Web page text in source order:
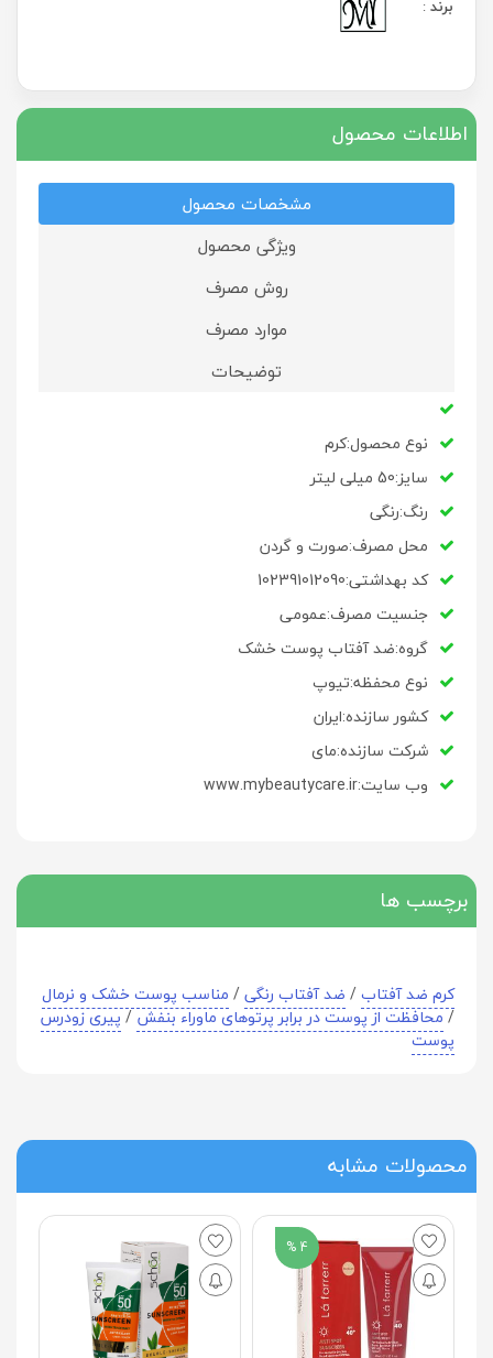
برند:
اطلاعات محصول
مشخصات محصول
ویژگی محصول
روش مصرف
موارد مصرف
توضیحات
نوع محصول:کرم
سایز:50 میلی لیتر
رنگ:رنگی
محل مصرف:صورت و گردن
کد بهداشتی:102391012090
جنسیت مصرف:عمومی
گروه:ضد آفتاب پوست خشک
نوع محفظه:تیوپ
کشور سازنده:ایران
شرکت سازنده:مای
وب سایت:www.mybeautycare.ir
برچسب ها
کرم ضد آفتاب/ ضد آفتاب رنگی/ مناسب پوست خشک و نرمال
/محافظت از پوست در برابر پرتوهای ماوراء بنفش/پیری زودرس
پوست
محصولات مشابه
4 %